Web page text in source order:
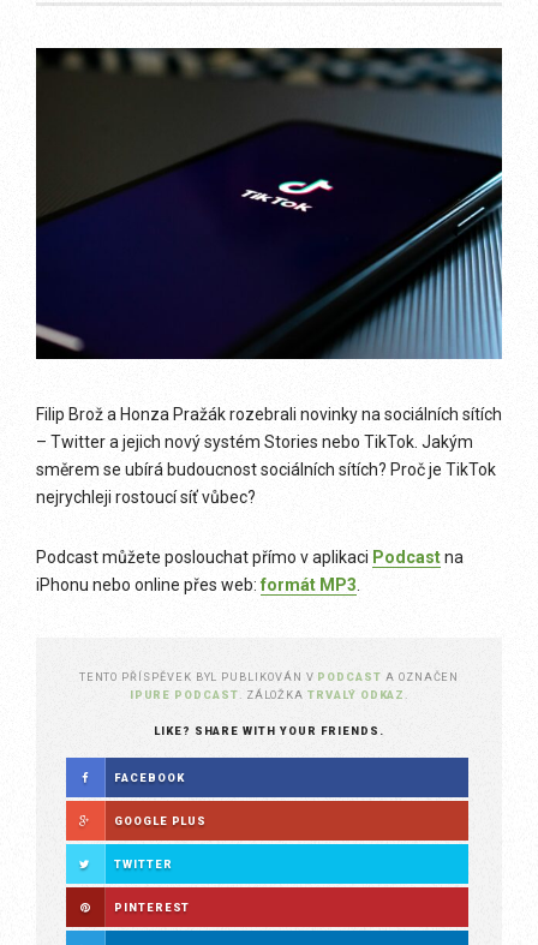
Filip Brož a Honza Pražák rozebrali novinky na sociálních sítích
– Twitter a jejich nový systém Stories nebo TikTok. Jakým
směrem se ubírá budoucnost sociálních sítích? Proč je TikTok
nejrychleji rostoucí síť vůbec?
Podcast můžete poslouchat přímo v aplikaci Podcastna
iPhonu nebo online přes web: formát MP3
TENTO PŘÍSPĚVEK BYL PUBLIKOVÁN V PODCAST A OZNAČEN
IPURE PODCAST . ZÁLOŽKATRVALÝ ODKAZ
LIKE? SHARE WITH YOUR FRIENDS.
FACEBOOK
GOOGLE PLUS
TWITTER
PINTEREST